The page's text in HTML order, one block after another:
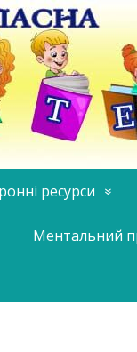
ресурси
Ментальний